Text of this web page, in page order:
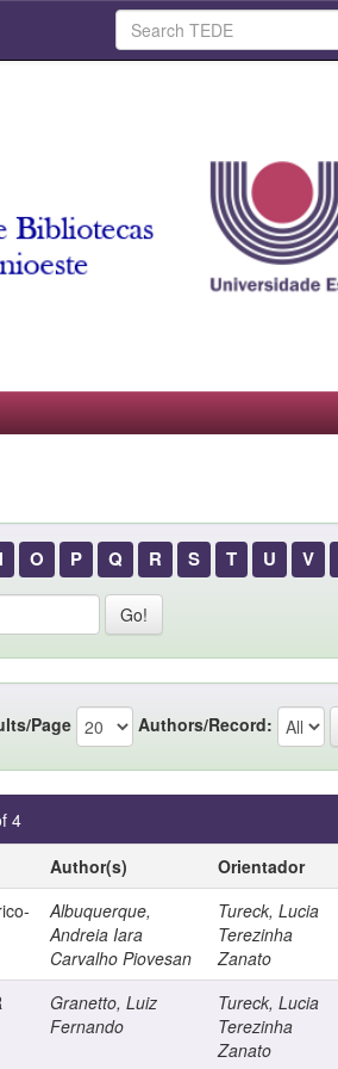
O P Q R S T U V
Page Authors/Record:
4
Author(s) Orientador
Albuquerque,
Andreia Iara
Carvalho Piovesan
Tureck, Lucia
Terezinha
Zanato
Granetto, Luiz
Fernando
Tureck, Lucia
Terezinha
Zanato